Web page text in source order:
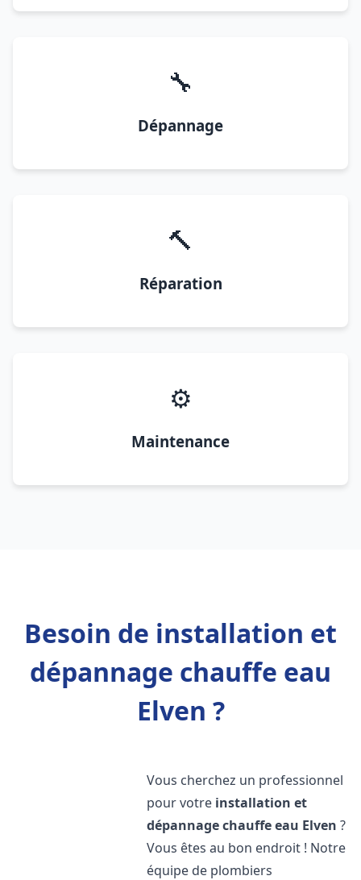
🔧
Dépannage
🔨
Réparation
⚙️
Maintenance
Besoin de installation et
dépannage chauffe eau
Elven ?
Vous cherchez un professionnel
pour votre installation et
dépannage chauffe eau Elven ?
Vous êtes au bon endroit ! Notre
équipe de plombiers